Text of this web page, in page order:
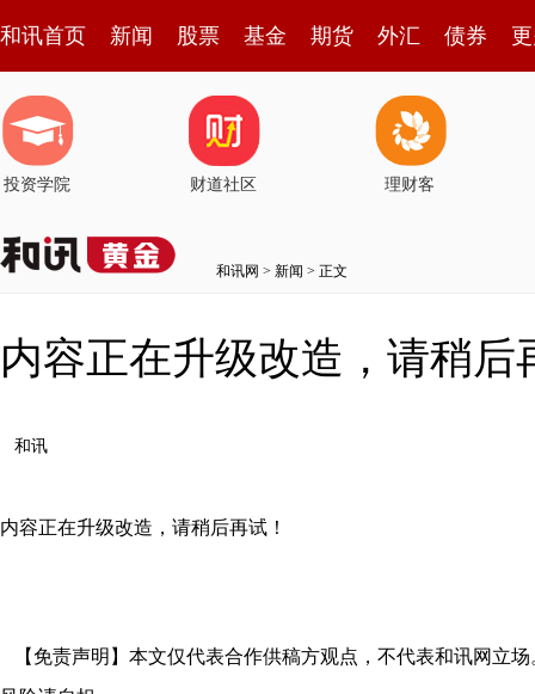
和讯首页 新闻 股票 基金 期货 外汇 债券
投资学院 财道社区 理财客
和讯网 > 新闻 > 正文
内容正在升级改造，请稍后
和讯
内容正在升级改造，请稍后再试！
【免责声明】本文仅代表合作供稿方观点，不代表和讯网立